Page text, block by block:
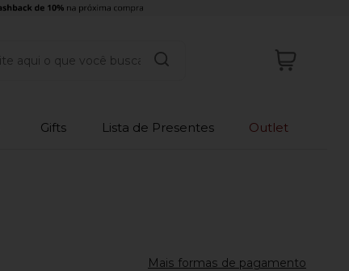
Gifts Lista de Presentes Outlet
Mais formas de pagamento